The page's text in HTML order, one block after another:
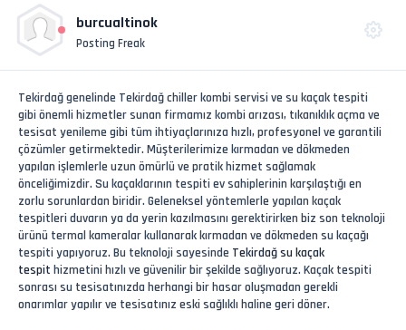
burcualtinok
Posting Freak
Tekirdağ genelinde Tekirdağ chiller kombi servisi ve su kaçak tespiti
gibi önemli hizmetler sunan firmamız kombi arızası, tıkanıklık açma ve
tesisat yenileme gibi tüm ihtiyaçlarınıza hızlı, profesyonel ve garantili
çözümler getirmektedir. Müşterilerimize kırmadan ve dökmeden
yapılan işlemlerle uzun ömürlü ve pratik hizmet sağlamak
önceliğimizdir. Su kaçaklarının tespiti ev sahiplerinin karşılaştığı en
zorlu sorunlardan biridir. Geleneksel yöntemlerle yapılan kaçak
tespitleri duvarın ya da yerin kazılmasını gerektirirken biz son teknoloji
ürünü termal kameralar kullanarak kırmadan ve dökmeden su kaçağı
tespiti yapıyoruz. Bu teknoloji sayesinde Tekirdağ su kaçak
tespit hizmetini hızlı ve güvenilir bir şekilde sağlıyoruz. Kaçak tespiti
sonrası su tesisatınızda herhangi bir hasar oluşmadan gerekli
onarımlar yapılır ve tesisatınız eski sağlıklı haline geri döner.